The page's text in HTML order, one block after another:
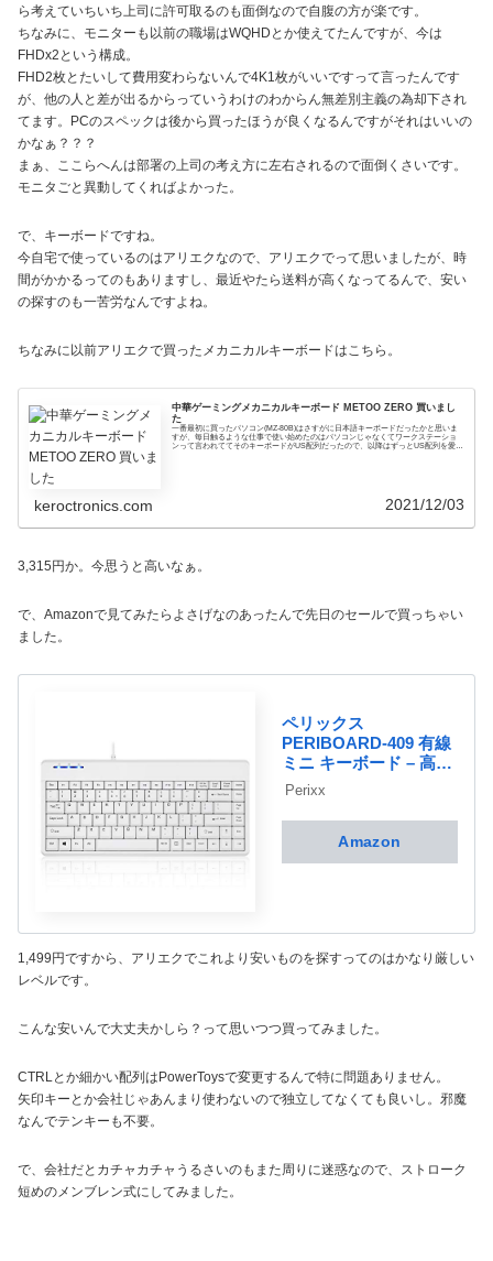
ら考えていちいち上司に許可取るのも面倒なので自腹の方が楽です。
ちなみに、モニターも以前の職場はWQHDとか使えてたんですが、今は
FHDx2という構成。
FHD2枚とたいして費用変わらないんで4K1枚がいいですって言ったんです
が、他の人と差が出るからっていうわけのわからん無差別主義の為却下され
てます。PCのスペックは後から買ったほうが良くなるんですがそれはいいの
かなぁ？？？
まぁ、ここらへんは部署の上司の考え方に左右されるので面倒くさいです。
モニタごと異動してくればよかった。
で、キーボードですね。
今自宅で使っているのはアリエクなので、アリエクでって思いましたが、時
間がかかるってのもありますし、最近やたら送料が高くなってるんで、安い
の探すのも一苦労なんですよね。
ちなみに以前アリエクで買ったメカニカルキーボードはこちら。
中華ゲーミングメカニカルキーボード METOO ZERO 買いまし
た
一番最初に買ったパソコン(MZ-80B)はさすがに日本語キーボードだったかと思いま
すが、毎日触るような仕事で使い始めたのはパソコンじゃなくてワークステーショ
ンって言われててそのキーボードがUS配列だったので、以降はずっとUS配列を愛用
keroctronics.com 2021/12/03
3,315円か。今思うと高いなぁ。
で、Amazonで見てみたらよさげなのあったんで先日のセールで買っちゃい
ました。
ペリックス
PERIBOARD-409 有線
ミニ キーボード – 高級
ピアノ塗装 – 1.8mケー
語配列 ホワイト)
Perixx
Amazon
1,499円ですから、アリエクでこれより安いものを探すってのはかなり厳しい
レベルです。
こんな安いんで大丈夫かしら？って思いつつ買ってみました。
CTRLとか細かい配列はPowerToysで変更するんで特に問題ありません。
矢印キーとか会社じゃあんまり使わないので独立してなくても良いし。邪魔
なんでテンキーも不要。
で、会社だとカチャカチャうるさいのもまた周りに迷惑なので、ストローク
短めのメンブレン式にしてみました。